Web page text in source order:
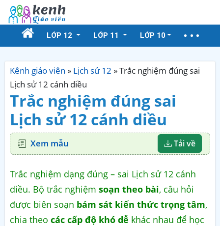
LỚP 12 LỚP 11 LỚP 10
Kênh giáo viên » Lịch sử 12 »Trắc nghiệm đúng sai
Lịch sử 12 cánh diều
Trắc nghiệm đúng sai
Lịch sử 12 cánh diều
Xem mẫu Tải về
Trắc nghiệm dạng đúng – sai Lịch sử 12 cánh
diều. Bộ trắc nghiệm soạn theo bài, câu hỏi
được biên soạn bám sát kiến thức trọng tâm,
chia theo các cấp độ khó dễ khác nhau để học